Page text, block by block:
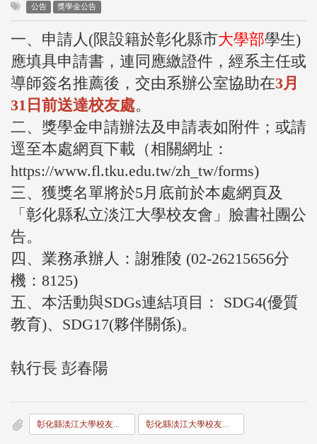
公告 獎學金公告
一、申請人(限設籍於彰化縣市大學部學生)
應填具申請書，連同應繳證件，經系主任或
導師簽名推薦後，交由系辦公室協助在3月
31日前送達校友處。
二、獎學金申請辦法及申請表如附件；或請
逕至本處網頁下載（相關網址：
https://www.fl.tku.edu.tw/zh_tw/forms)
三、獲獎名單將於5月底前於本處網頁及
「彰化縣私立淡江大學校友會」臉書社團公
告。
四、業務承辦人：謝雅陵 (02-26215656分
機：8125)
五、本活動與SDGs連結項目： SDG4(優質
教育)、SDG17(夥伴關係)。
執行長 彭春陽
彰化縣淡江大學校友會校友獎助學金辦法 彰化縣淡江大學校友會校友獎助學金申請書